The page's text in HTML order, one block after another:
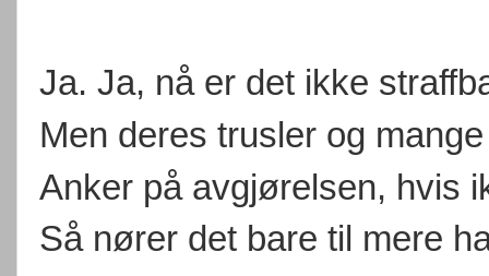
Ja. Ja, nå er det ikke
Men deres trusler og
Anker på avgjørelsen, hvis
Så nører det bare til mere